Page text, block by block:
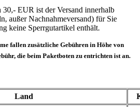
EUR ist der Versand innerhalb
außer Nachnahmeversand) für Sie
keine Sperrgutartikel enthält.
fallen zusätzliche Gebühren in Höhe von
die beim Paketboten zu entrichten ist an.
Land